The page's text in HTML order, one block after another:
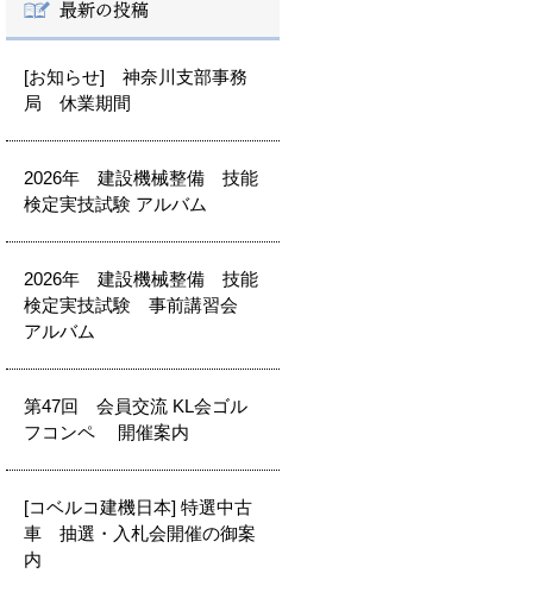
[お知らせ] 神奈川支部事務
局 休業期間
2026年 建設機械整備 技能
検定実技試験 アルバム
2026年 建設機械整備 技能
検定実技試験 事前講習会
アルバム
第47回 会員交流 KL会ゴル
フコンペ 開催案内
[コベルコ建機日本] 特選中古
車 抽選・入札会開催の御案
内